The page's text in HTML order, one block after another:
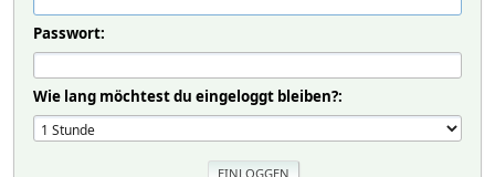
Passwort:
Wie lang möchtest du eingeloggt bleiben?: